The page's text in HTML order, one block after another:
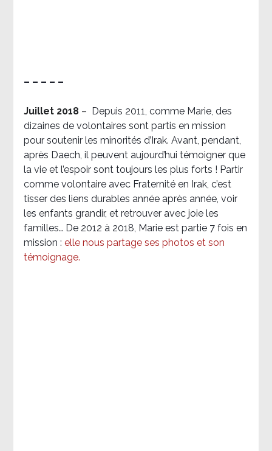
– – – – –
Juillet 2018 –
Depuis 2011, comme Marie, des
dizaines de volontaires sont partis en mission
pour soutenir les minorités d’Irak. Avant, pendant,
après Daech, il peuvent aujourd’hui témoigner que
la vie et l’espoir sont toujours les plus forts ! Partir
comme volontaire avec Fraternité en Irak, c’est
tisser des liens durables année après année, voir
les enfants grandir, et retrouver avec joie les
familles… De 2012 à 2018, Marie est partie 7 fois en
mission : elle nous partage ses photos et son
témoignage.